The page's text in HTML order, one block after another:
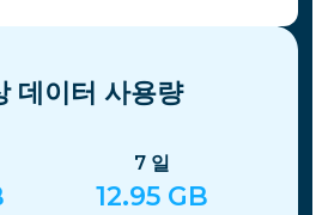
데이터 사용량
7 일
12.95 GB